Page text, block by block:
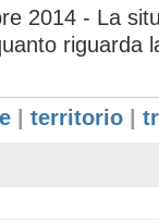
2014 - La
riguarda
territorio